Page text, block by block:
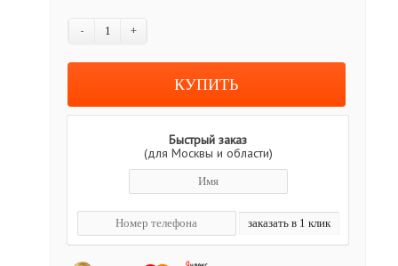
- +
Быстрый заказ
(для Москвы и области)